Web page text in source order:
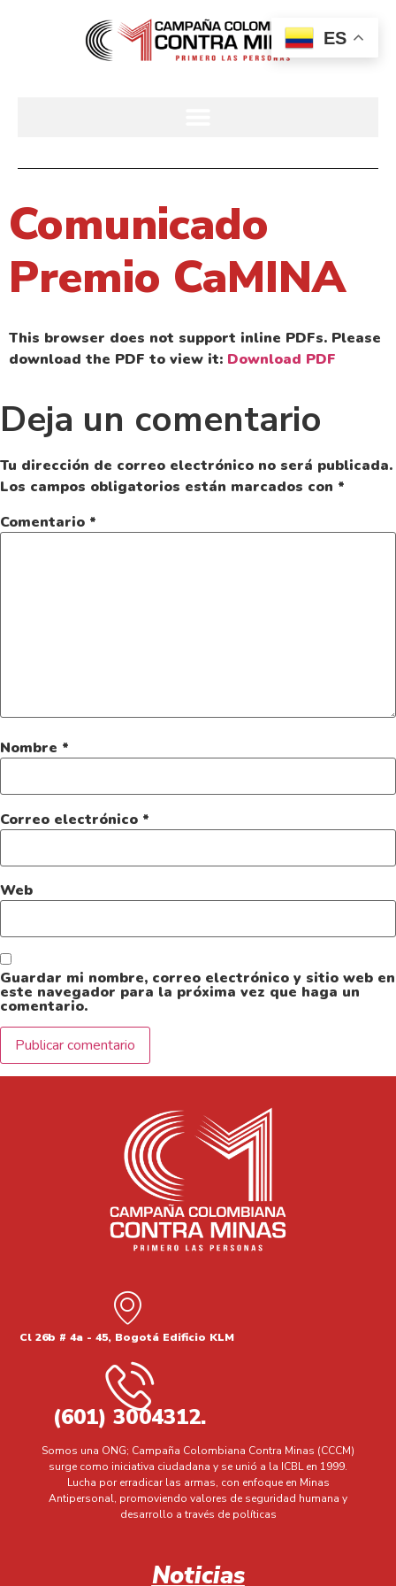
Comunicado
Premio CaMINA
This browser does not support inline PDFs. Please
download the PDF to view it: Download PDF
Deja un comentario
Tu dirección de correo electrónico no será publicada.
Los campos obligatorios están marcados con *
Comentario *
Nombre *
Correo electrónico *
Web
Guardar mi nombre, correo electrónico y sitio web en
este navegador para la próxima vez que haga un
comentario.
Cl 26b # 4a - 45, Bogotá Edificio KLM
(601) 3004312.
Somos una ONG; Campaña Colombiana Contra Minas (CCCM)
surge como iniciativa ciudadana y se unió a la ICBL en 1999.
Lucha por erradicar las armas, con enfoque en Minas
Antipersonal, promoviendo valores de seguridad humana y
desarrollo a través de políticas
Noticias
ES